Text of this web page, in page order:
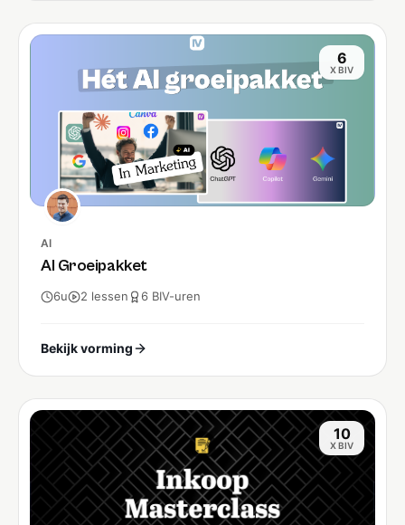
6
X BIV
AI
AI Groeipakket
6u 2 lessen 6 BIV-uren
Bekijk vorming
10
X BIV